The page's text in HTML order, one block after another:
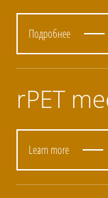
Подробнее
rPET
Learn more